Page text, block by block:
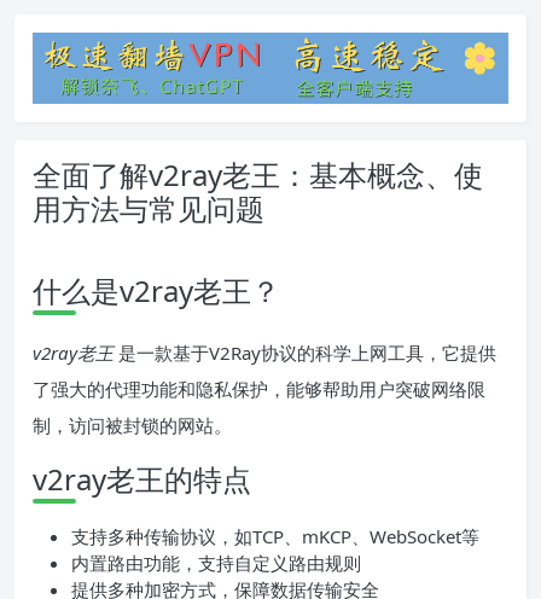
全面了解v2ray老王：基本概念、使
用方法与常见问题
什么是v2ray老王？
v2ray老王是一款基于V2Ray协议的科学上网工具，它提供
了强大的代理功能和隐私保护，能够帮助用户突破网络限
制，访问被封锁的网站。
v2ray老王的特点
支持多种传输协议，如TCP、mKCP、WebSocket等
内置路由功能，支持自定义路由规则
提供多种加密方式，保障数据传输安全